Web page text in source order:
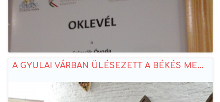
A GYULAI VÁRBAN ÜLÉSEZETT A BÉKÉS ME...